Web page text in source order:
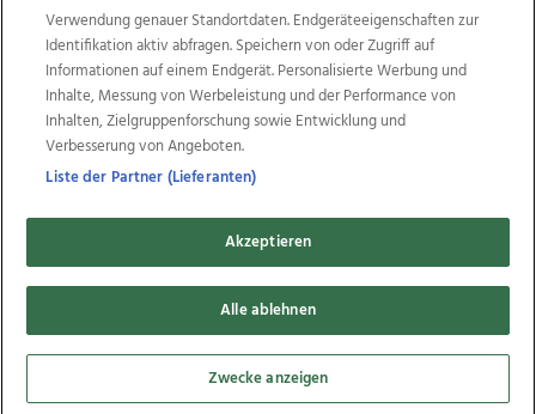
Weitere Angebote des Medienhauses Wimmer
TV1 di-mog-i.at OÖNow
Ischler Woche
Life Radio
OÖNachrichten
OÖN Immobilien
OÖN Karriere
OÖN Reise
Promenaden Galerien
Regionaljobs
wasistlos.at
Copyrights © 2026 Tips Zeitungs GmbH & Co KG
developed by11x11.net
Cookie Einstellungen bearbeiten
Verwendung genauer Standortdaten. Endgeräteeigenschaften zur
Identifikation aktiv abfragen. Speichern von oder Zugriff auf
Informationen auf einem Endgerät. Personalisierte Werbung und
Inhalte, Messung von Werbeleistung und der Performance von
Inhalten, Zielgruppenforschung sowie Entwicklung und
Verbesserung von Angeboten.
Liste der Partner (Lieferanten)
Akzeptieren
Alle ablehnen
Zwecke anzeigen